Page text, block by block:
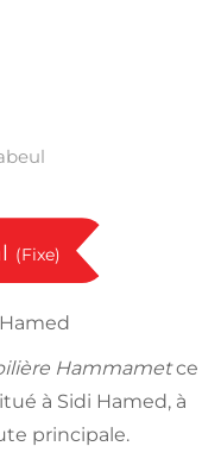
(Fixe)
Hammametce
à Sidi Hamed, à
principale.